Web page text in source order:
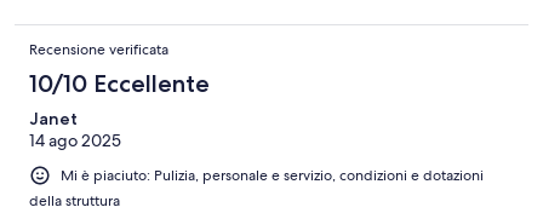
Recensione verificata
10/10 Eccellente
Janet
14 ago 2025
Mi è piaciuto: Pulizia, personale e servizio, condizioni e dotazioni
della struttura